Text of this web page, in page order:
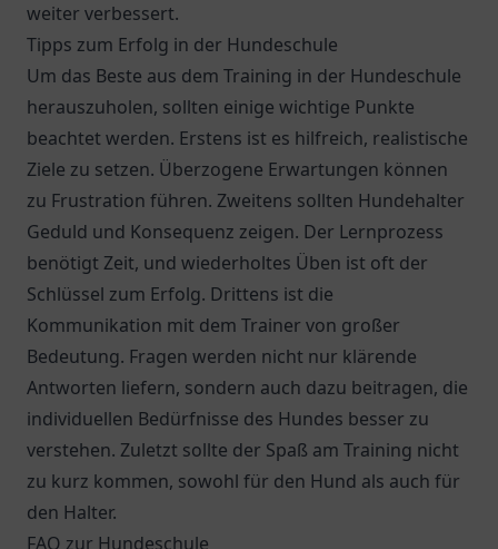
weiter verbessert.
Tipps zum Erfolg in der Hundeschule
Um das Beste aus dem Training in der Hundeschule
herauszuholen, sollten einige wichtige Punkte
beachtet werden. Erstens ist es hilfreich, realistische
Ziele zu setzen. Überzogene Erwartungen können
zu Frustration führen. Zweitens sollten Hundehalter
Geduld und Konsequenz zeigen. Der Lernprozess
benötigt Zeit, und wiederholtes Üben ist oft der
Schlüssel zum Erfolg. Drittens ist die
Kommunikation mit dem Trainer von großer
Bedeutung. Fragen werden nicht nur klärende
Antworten liefern, sondern auch dazu beitragen, die
individuellen Bedürfnisse des Hundes besser zu
verstehen. Zuletzt sollte der Spaß am Training nicht
zu kurz kommen, sowohl für den Hund als auch für
den Halter.
FAQ zur Hundeschule